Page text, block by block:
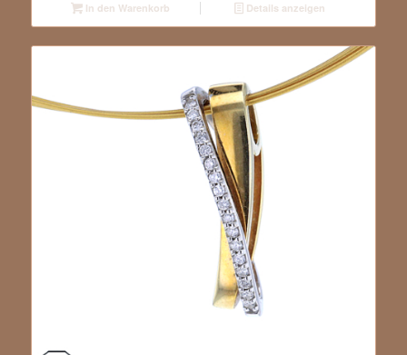
In den Warenkorb Details anzeigen